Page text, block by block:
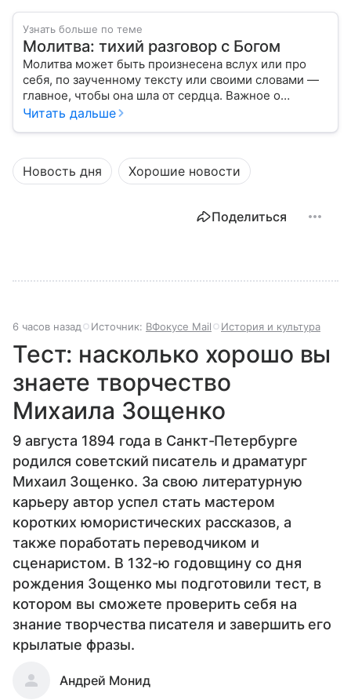
Узнать больше по теме
Молитва: тихий разговор с Богом
Молитва может быть произнесена вслух или про
себя, по заученному тексту или своими словами —
главное, чтобы она шла от сердца. Важное о
значении молитв — в нашем материале.
Читать дальше
Новость дня Хорошие новости
Поделиться
6 часов назад Источник: ВФокусе Mail История и культура
Тест: насколько хорошо вы
знаете творчество
Михаила Зощенко
9 августа 1894 года в Санкт-Петербурге
родился советский писатель и драматург
Михаил Зощенко. За свою литературную
карьеру автор успел стать мастером
коротких юмористических рассказов, а
также поработать переводчиком и
сценаристом. В 132-ю годовщину со дня
рождения Зощенко мы подготовили тест, в
котором вы сможете проверить себя на
знание творчества писателя и завершить его
крылатые фразы.
Андрей Монид